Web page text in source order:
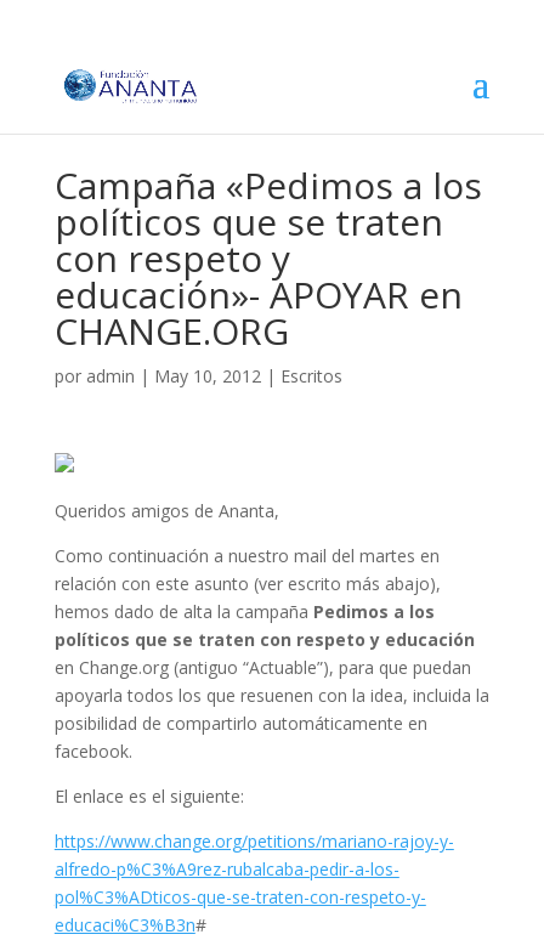
Campaña «Pedimos a los
políticos que se traten
con respeto y
educación»- APOYAR en
CHANGE.ORG
por admin | May 10, 2012| Escritos
Queridos amigos de Ananta,
Como continuación a nuestro mail del martes en
relación con este asunto (ver escrito más abajo),
hemos dado de alta la campaña Pedimos a los
políticos que se traten con respeto y educación
en Change.org (antiguo “Actuable”), para que puedan
apoyarla todos los que resuenen con la idea, incluida la
posibilidad de compartirlo automáticamente en
facebook.
El enlace es el siguiente:
https://www.change.org/petitions/mariano-rajoy-y-
alfredo-p%C3%A9rez-rubalcaba-pedir-a-los-
pol%C3%ADticos-que-se-traten-con-respeto-y-
educaci%C3%B3n#